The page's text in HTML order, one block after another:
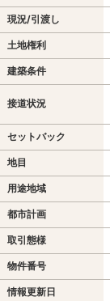
現況/引渡し
土地権利
建築条件
接道状況
セットバック
地目
用途地域
都市計画
取引態様
物件番号
情報更新日